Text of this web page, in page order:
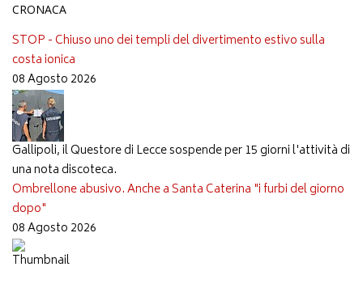
CRONACA
STOP - Chiuso uno dei templi del divertimento estivo sulla
costa ionica
08 Agosto 2026
Gallipoli, il Questore di Lecce sospende per 15 giorni l'attività di
una nota discoteca.
Ombrellone abusivo. Anche a Santa Caterina "i furbi del giorno
dopo"
08 Agosto 2026